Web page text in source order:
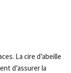
La cire d’abeille
d’assurer la